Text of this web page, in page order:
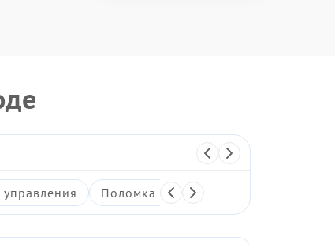
управления Поломка системы воздушной